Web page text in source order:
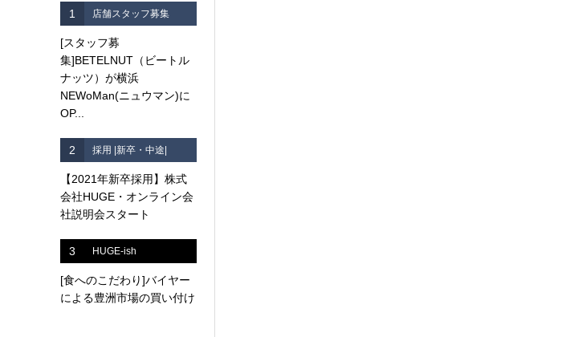
1 店舗スタッフ募集
[スタッフ募
集]BETELNUT（ビートル
ナッツ）が横浜
NEWoMan(ニュウマン)に
OP...
2 採用 |新卒・中途|
【2021年新卒採用】株式
会社HUGE・オンライン会
社説明会スタート
3 HUGE-ish
[食へのこだわり]バイヤー
による豊洲市場の買い付け